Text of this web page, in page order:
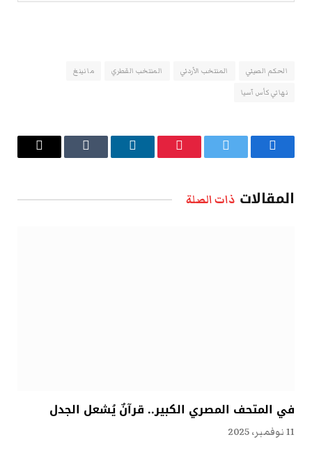
الحكم الصيني المنتخب الأردني المنتخب القطري
ما نينغ
نهائي كأس آسيا
فيسبوك تويتر بينتيريستلينكدإن Tumblr
البريد
المقالات ذات الصلة
في المتحف المصري الكبير.. قرآنٌ يُشعل الجدل
11 نوفمبر، 2025